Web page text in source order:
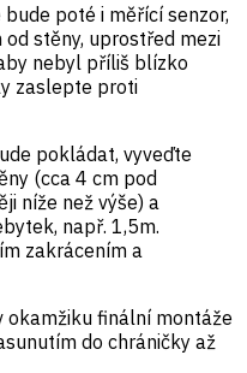
poté i měřící senzor,
stěny, uprostřed mezi
nebyl příliš blízko
zaslepte proti
pokládat, vyveďte
(cca 4 cm pod
níže než výše) a
např. 1,5m.
zakrácením a
okamžiku finální montáže
do chráničky až